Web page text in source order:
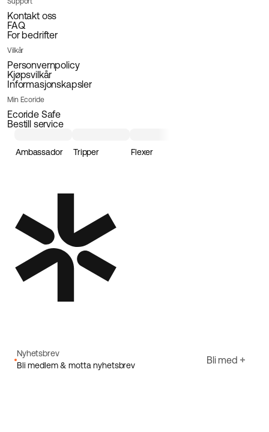
Kontakt oss
FAQ
For bedrifter
Vilkår
Personvernpolicy
Kjøpsvilkår
Informasjonskapsler
Min Ecoride
Ecoride Safe
Bestill service
Ambassador Tripper Flexer
Nyhetsbrev
Bli medlem & motta nyhetsbrev
Bli med